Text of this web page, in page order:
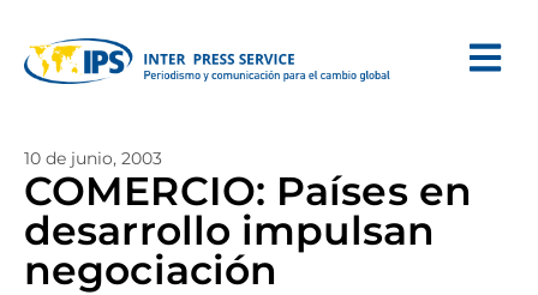
10 de junio, 2003
COMERCIO: Países en
desarrollo impulsan
negociación